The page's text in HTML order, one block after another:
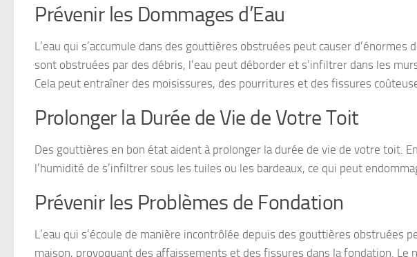
Prévenir les Dommages d’Eau
L’eau qui s’accumule dans des gouttières obstruées peut causer
sont obstruées par des débris, l’eau peut déborder et s’infiltrer dans les
Cela peut entraîner des moisissures, des pourritures et des fissures
Prolonger la Durée de Vie de Votre Toit
Des gouttières en bon état aident à prolonger la durée de vie de votre toit.
l’humidité de s’infiltrer sous les tuiles ou les bardeaux, ce qui peut
Prévenir les Problèmes de Fondation
L’eau qui s’écoule de manière incontrôlée depuis des gouttières obstruées
maison, provoquant des affaissements et des fissures dans la fondation.